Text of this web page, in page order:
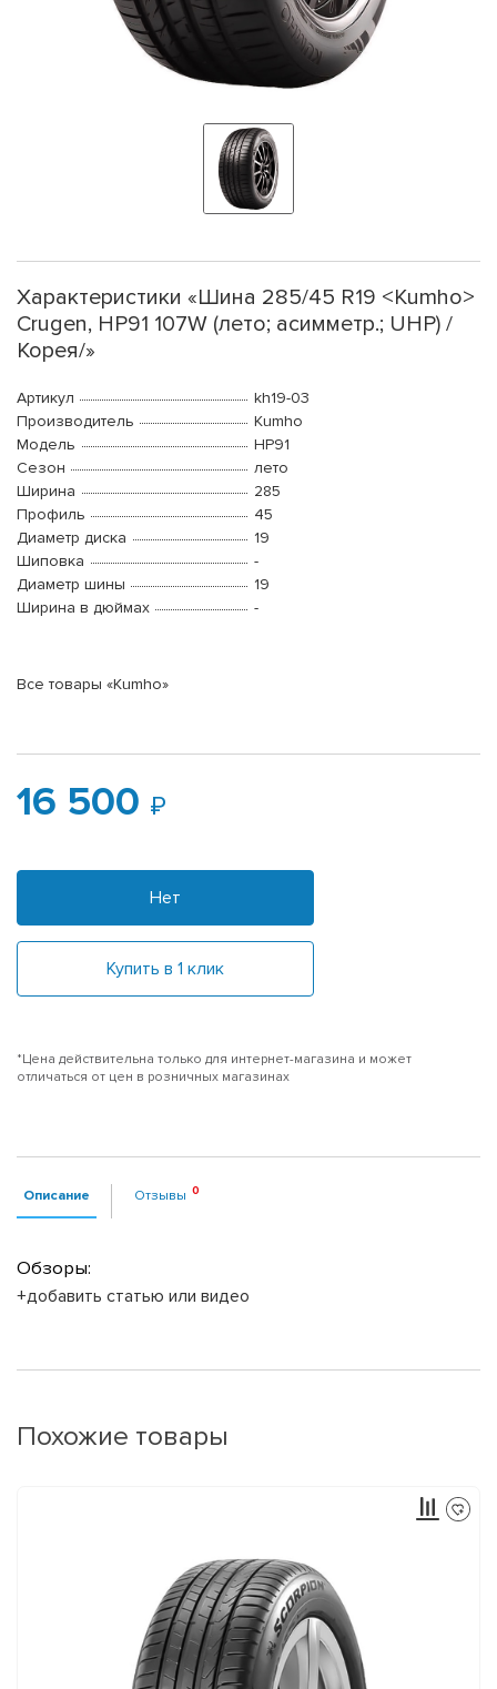
Характеристики «Шина 285/45 R19 <Kumho>
Crugen, HP91 107W (лето; асимметр.; UHP) /
Корея/»
Артикул
kh19-03
Производитель
Kumho
Модель
HP91
Сезон
лето
Ширина
285
Профиль
45
Диаметр диска
19
Шиповка
-
Диаметр шины
19
Ширина в дюймах
-
Все товары «Kumho»
16 500
Нет
Купить в 1 клик
*Цена действительна только для интернет-магазина и может
отличаться от цен в розничных магазинах
Описание Отзывы
Обзоры:
+добавить статью или видео
Похожие товары